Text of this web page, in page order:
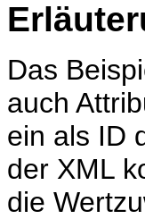
Das
auch
ein als ID
der XML
die